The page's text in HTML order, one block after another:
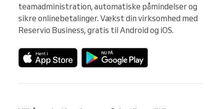
teamadministration, automatiske påmindelser og
sikre onlinebetalinger. Vækst din virksomhed med
Reservio Business, gratis til Android og iOS.